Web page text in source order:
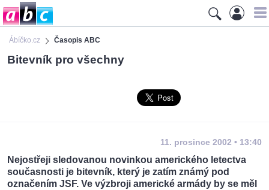
Ábíčko.cz Časopis ABC
Bitevník pro všechny
11. prosince 2002 • 13:40
Nejostřeji sledovanou novinkou amerického letectva
současnosti je bitevník, který je zatím známý pod
označením JSF. Ve výzbroji americké armády by se měl